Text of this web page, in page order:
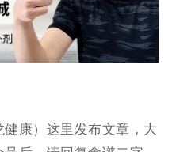
康）这里发布文章，大